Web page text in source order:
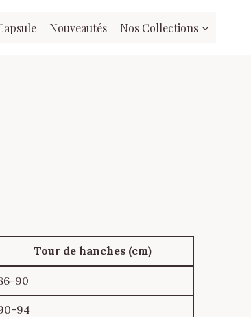
Nouveautés Nos Collections
Tour de hanches (cm)
90
94